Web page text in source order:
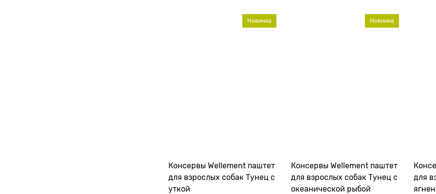
Консервы Wellement паштет
для взрослых собак Тунец с
уткой
Новинка
Консервы Wellement паштет
для взрослых собак Тунец с
океанической рыбой
Новинка
для